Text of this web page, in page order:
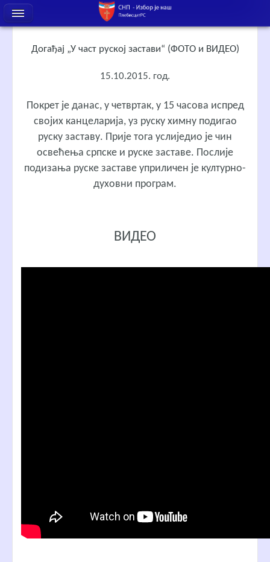
Догађај „У част руској застави“ (ФОТО и ВИДЕО)
15.10.2015. год.
Покрет је данас, у четвртак, у 15 часова испред
својих канцеларија, уз руску химну подигао
руску заставу. Прије тога услиједио је чин
освећења српске и руске заставе. Послије
подизања руске заставе уприличен је културно-
духовни програм.
ВИДЕО